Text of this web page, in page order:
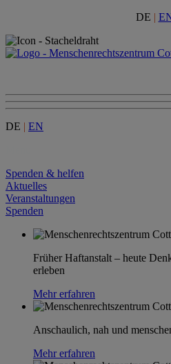
DE |
DE | EN
Spenden & helfen
Aktuelles
Veranstaltungen
Spenden
Früher Haftanstalt – heute
erleben
Mehr erfahren
Anschaulich, nah und
Mehr erfahren